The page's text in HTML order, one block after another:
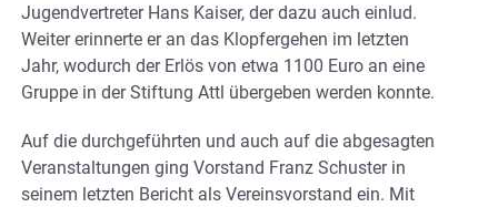
Jugendvertreter Hans Kaiser, der dazu auch einlud.
Weiter erinnerte er an das Klopfergehen im letzten
Jahr, wodurch der Erlös von etwa 1100 Euro an eine
Gruppe in der Stiftung Attl übergeben werden konnte.
Auf die durchgeführten und auch auf die abgesagten
Veranstaltungen ging Vorstand Franz Schuster in
seinem letzten Bericht als Vereinsvorstand ein. Mit